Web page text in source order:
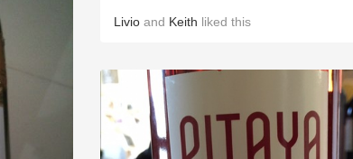
Livio and Keith liked this